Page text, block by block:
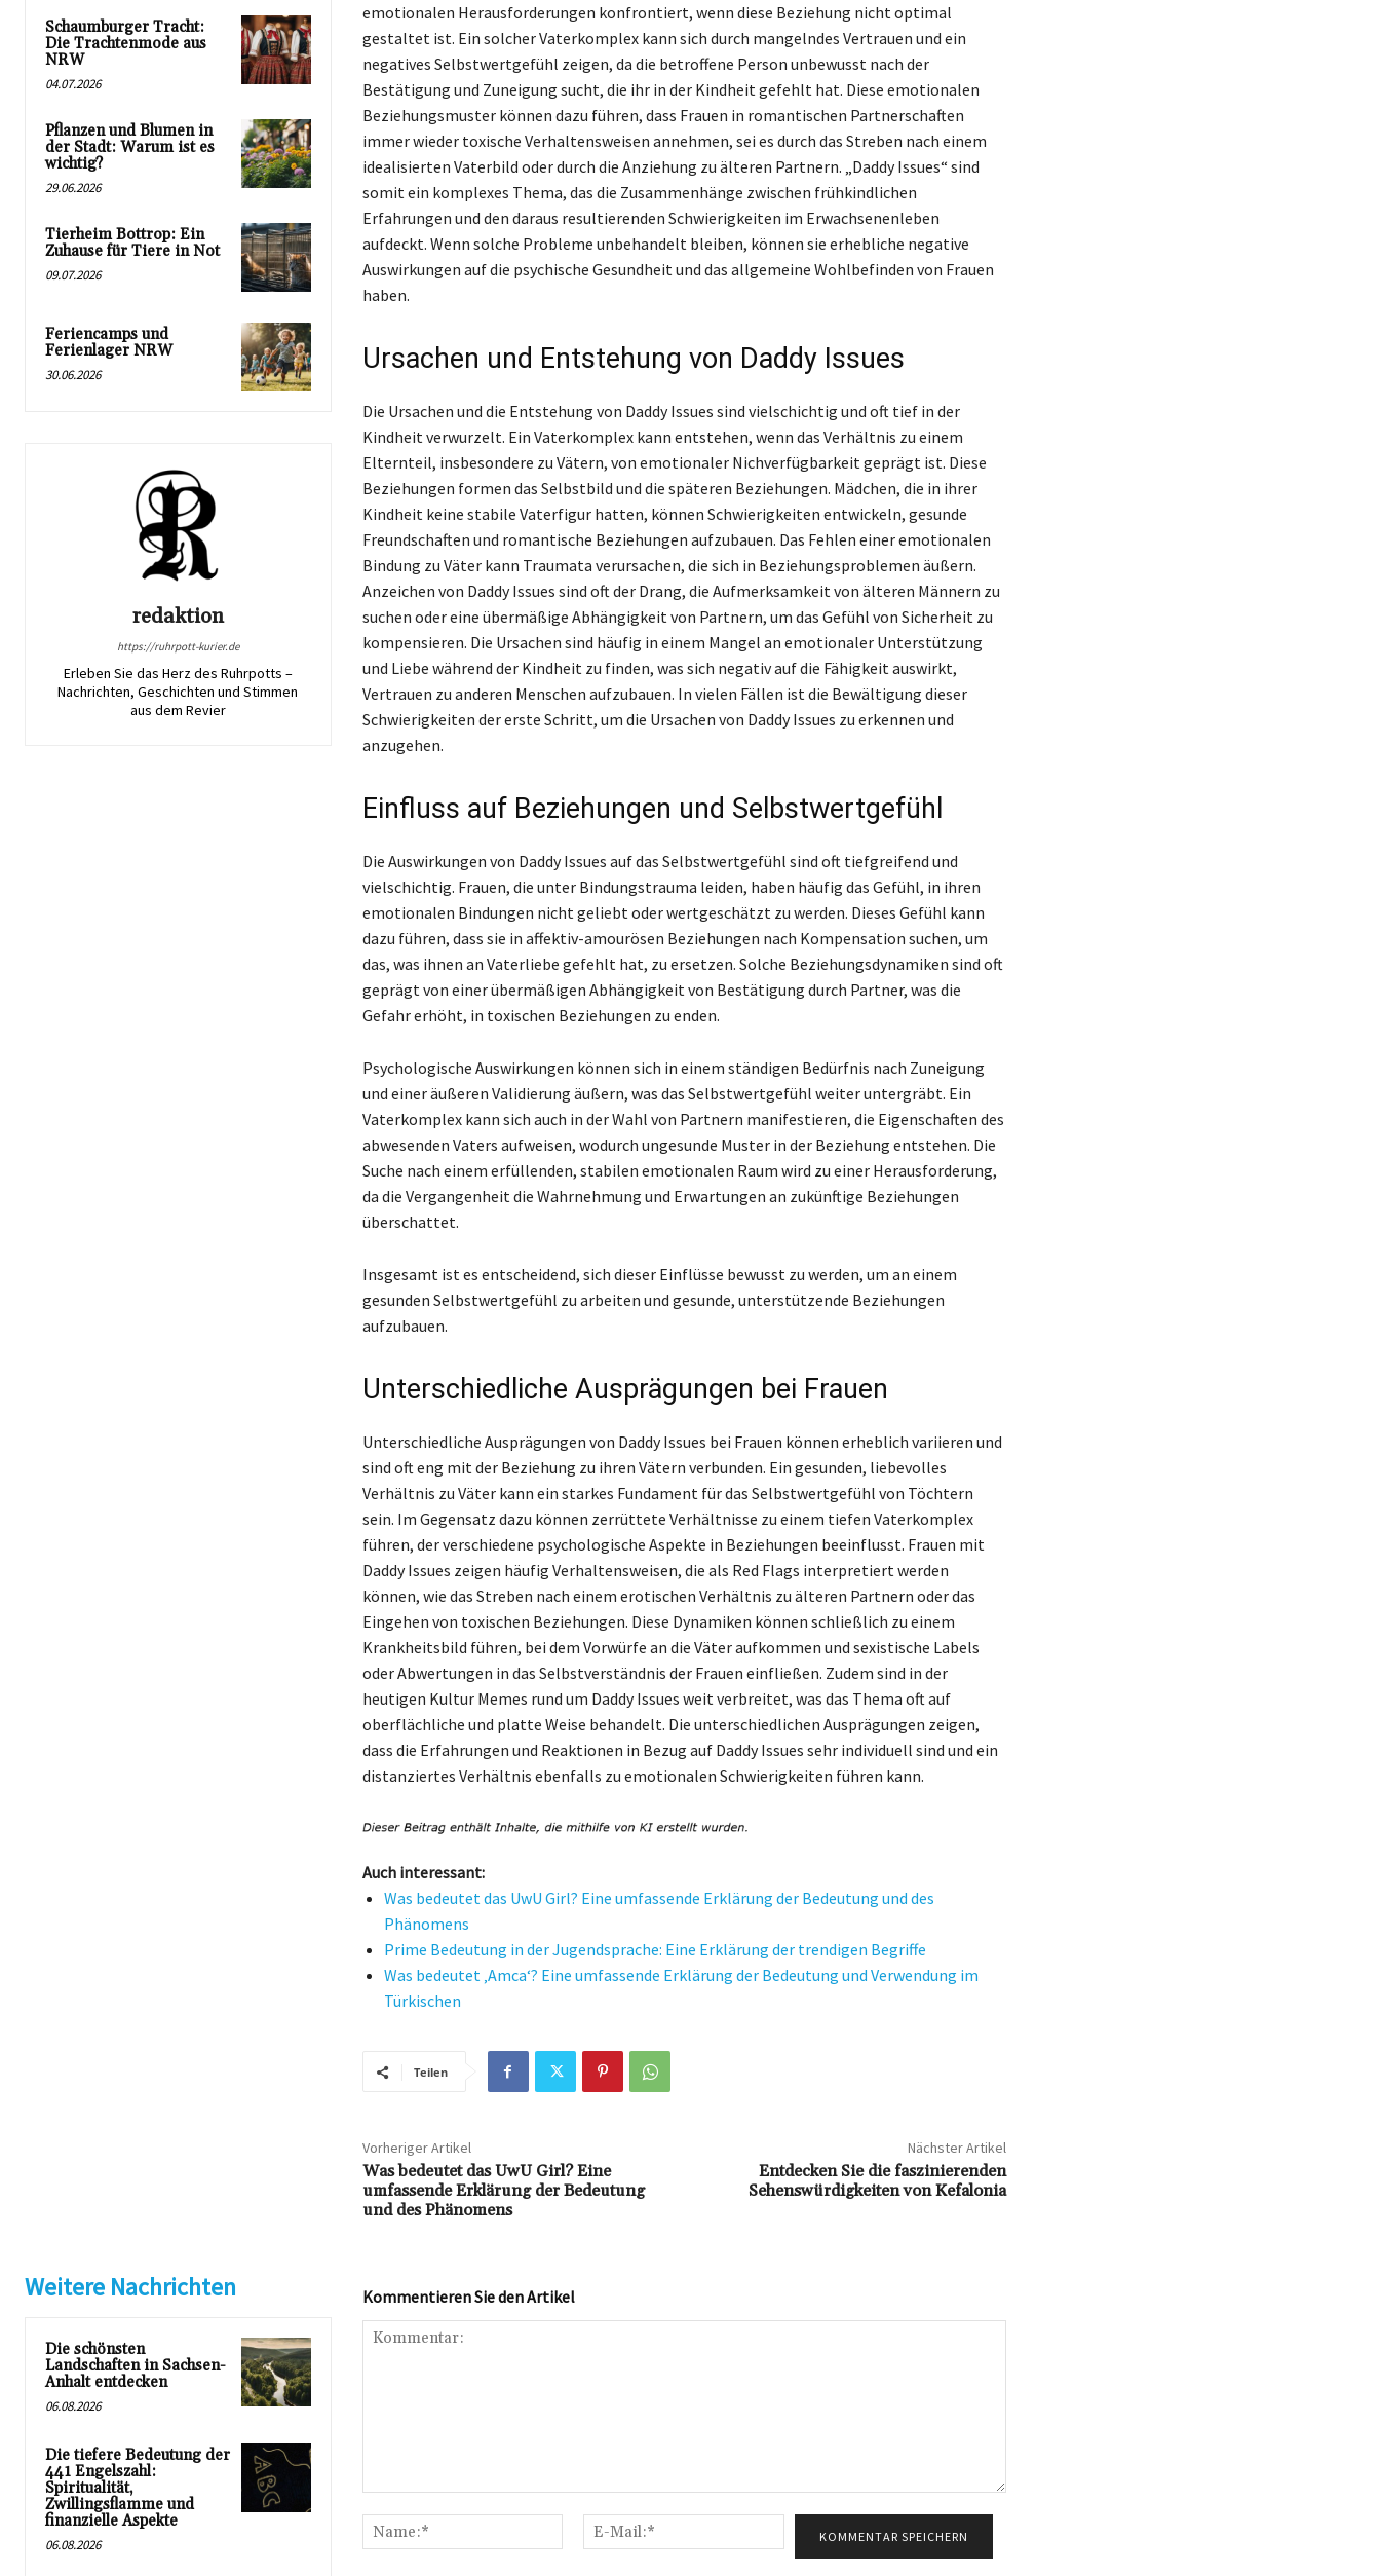
Schaumburger Tracht:
Die Trachtenmode aus
NRW
04.07.2026
Pflanzen und Blumen in
der Stadt: Warum ist es
wichtig?
29.06.2026
Tierheim Bottrop: Ein
Zuhause für Tiere in Not
09.07.2026
Feriencamps und
Ferienlager NRW
30.06.2026
redaktion
https://ruhrpott-kurier.de
Erleben Sie das Herz des Ruhrpotts –
Nachrichten, Geschichten und Stimmen
aus dem Revier
emotionalen Herausforderungen konfrontiert, wenn diese Beziehung nicht optimal
gestaltet ist. Ein solcher Vaterkomplex kann sich durch mangelndes Vertrauen und ein
negatives Selbstwertgefühl zeigen, da die betroffene Person unbewusst nach der
Bestätigung und Zuneigung sucht, die ihr in der Kindheit gefehlt hat. Diese emotionalen
Beziehungsmuster können dazu führen, dass Frauen in romantischen Partnerschaften
immer wieder toxische Verhaltensweisen annehmen, sei es durch das Streben nach einem
idealisierten Vaterbild oder durch die Anziehung zu älteren Partnern. „Daddy Issues“ sind
somit ein komplexes Thema, das die Zusammenhänge zwischen frühkindlichen
Erfahrungen und den daraus resultierenden Schwierigkeiten im Erwachsenenleben
aufdeckt. Wenn solche Probleme unbehandelt bleiben, können sie erhebliche negative
Auswirkungen auf die psychische Gesundheit und das allgemeine Wohlbefinden von Frauen
haben.
Ursachen und Entstehung von Daddy Issues
Die Ursachen und die Entstehung von Daddy Issues sind vielschichtig und oft tief in der
Kindheit verwurzelt. Ein Vaterkomplex kann entstehen, wenn das Verhältnis zu einem
Elternteil, insbesondere zu Vätern, von emotionaler Nichverfügbarkeit geprägt ist. Diese
Beziehungen formen das Selbstbild und die späteren Beziehungen. Mädchen, die in ihrer
Kindheit keine stabile Vaterfigur hatten, können Schwierigkeiten entwickeln, gesunde
Freundschaften und romantische Beziehungen aufzubauen. Das Fehlen einer emotionalen
Bindung zu Väter kann Traumata verursachen, die sich in Beziehungsproblemen äußern.
Anzeichen von Daddy Issues sind oft der Drang, die Aufmerksamkeit von älteren Männern zu
suchen oder eine übermäßige Abhängigkeit von Partnern, um das Gefühl von Sicherheit zu
kompensieren. Die Ursachen sind häufig in einem Mangel an emotionaler Unterstützung
und Liebe während der Kindheit zu finden, was sich negativ auf die Fähigkeit auswirkt,
Vertrauen zu anderen Menschen aufzubauen. In vielen Fällen ist die Bewältigung dieser
Schwierigkeiten der erste Schritt, um die Ursachen von Daddy Issues zu erkennen und
anzugehen.
Einfluss auf Beziehungen und Selbstwertgefühl
Die Auswirkungen von Daddy Issues auf das Selbstwertgefühl sind oft tiefgreifend und
vielschichtig. Frauen, die unter Bindungstrauma leiden, haben häufig das Gefühl, in ihren
emotionalen Bindungen nicht geliebt oder wertgeschätzt zu werden. Dieses Gefühl kann
dazu führen, dass sie in affektiv-amourösen Beziehungen nach Kompensation suchen, um
das, was ihnen an Vaterliebe gefehlt hat, zu ersetzen. Solche Beziehungsdynamiken sind oft
geprägt von einer übermäßigen Abhängigkeit von Bestätigung durch Partner, was die
Gefahr erhöht, in toxischen Beziehungen zu enden.
Psychologische Auswirkungen können sich in einem ständigen Bedürfnis nach Zuneigung
und einer äußeren Validierung äußern, was das Selbstwertgefühl weiter untergräbt. Ein
Vaterkomplex kann sich auch in der Wahl von Partnern manifestieren, die Eigenschaften des
abwesenden Vaters aufweisen, wodurch ungesunde Muster in der Beziehung entstehen. Die
Suche nach einem erfüllenden, stabilen emotionalen Raum wird zu einer Herausforderung,
da die Vergangenheit die Wahrnehmung und Erwartungen an zukünftige Beziehungen
überschattet.
Insgesamt ist es entscheidend, sich dieser Einflüsse bewusst zu werden, um an einem
gesunden Selbstwertgefühl zu arbeiten und gesunde, unterstützende Beziehungen
aufzubauen.
Unterschiedliche Ausprägungen bei Frauen
Unterschiedliche Ausprägungen von Daddy Issues bei Frauen können erheblich variieren und
sind oft eng mit der Beziehung zu ihren Vätern verbunden. Ein gesunden, liebevolles
Verhältnis zu Väter kann ein starkes Fundament für das Selbstwertgefühl von Töchtern
sein. Im Gegensatz dazu können zerrüttete Verhältnisse zu einem tiefen Vaterkomplex
führen, der verschiedene psychologische Aspekte in Beziehungen beeinflusst. Frauen mit
Daddy Issues zeigen häufig Verhaltensweisen, die als Red Flags interpretiert werden
können, wie das Streben nach einem erotischen Verhältnis zu älteren Partnern oder das
Eingehen von toxischen Beziehungen. Diese Dynamiken können schließlich zu einem
Krankheitsbild führen, bei dem Vorwürfe an die Väter aufkommen und sexistische Labels
oder Abwertungen in das Selbstverständnis der Frauen einfließen. Zudem sind in der
heutigen Kultur Memes rund um Daddy Issues weit verbreitet, was das Thema oft auf
oberflächliche und platte Weise behandelt. Die unterschiedlichen Ausprägungen zeigen,
dass die Erfahrungen und Reaktionen in Bezug auf Daddy Issues sehr individuell sind und ein
distanziertes Verhältnis ebenfalls zu emotionalen Schwierigkeiten führen kann.
Auch interessant:
Was bedeutet das UwU Girl? Eine umfassende Erklärung der Bedeutung und des
Phänomens
Prime Bedeutung in der Jugendsprache: Eine Erklärung der trendigen Begriffe
Was bedeutet ‚Amca‘? Eine umfassende Erklärung der Bedeutung und Verwendung im
Türkischen
Teilen
Vorheriger Artikel
Was bedeutet das UwU Girl? Eine
umfassende Erklärung der Bedeutung
und des Phänomens
Nächster Artikel
Entdecken Sie die faszinierenden
Sehenswürdigkeiten von Kefalonia
Weitere Nachrichten
Die schönsten
Landschaften in Sachsen-
Anhalt entdecken
06.08.2026
Die tiefere Bedeutung der
441 Engelszahl:
Spiritualität,
Zwillingsflamme und
finanzielle Aspekte
06.08.2026
Kommentieren Sie den Artikel
Name:*
Mail:*